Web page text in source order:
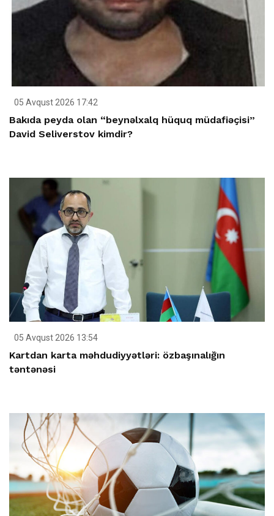
05 Avqust 2026 17:42
Bakıda peyda olan “beynəlxalq hüquq müdafiəçisi”
David Seliverstov kimdir?
05 Avqust 2026 13:54
Kartdan karta məhdudiyyətləri: özbaşınalığın
təntənəsi